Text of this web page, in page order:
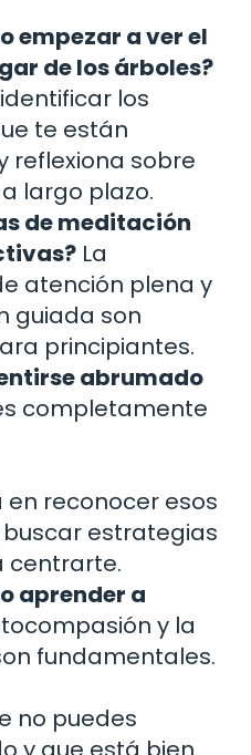
empezar a ver el
de los árboles?
los
te están
reflexiona sobre
largo plazo.
de meditación
La
atención plena y
guiada son
principiantes.
abrumado
completamente
en reconocer esos
estrategias
centrarte.
aprender a
y la
fundamentales.
no puedes